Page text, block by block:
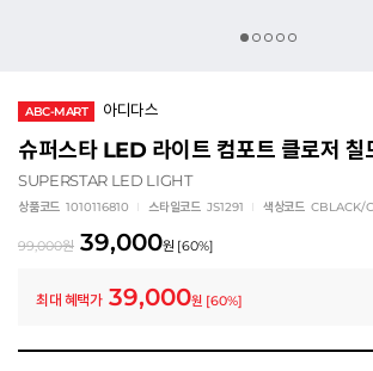
ABC-MART 아디다스
슈퍼스타 LED 라이트 컴포트 클로저 칠
SUPERSTAR LED LIGHT
상품코드 1010116810 스타일코드 JS1291 색상코드 CBLACK/
99,000원 39,000원 [60%]
최대 혜택가 39,000원 [60%]